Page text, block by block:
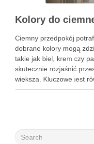
Ciemny przedpokój
dobrane kolory mogą
takie jak biel, krem czy
skutecznie rozjaśnić
większa. Kluczowe jest
wpływają na percepcję